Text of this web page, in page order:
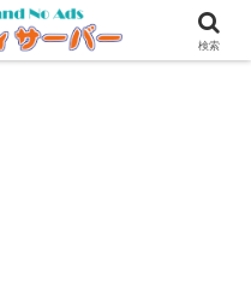
ンタルサーバー
検索